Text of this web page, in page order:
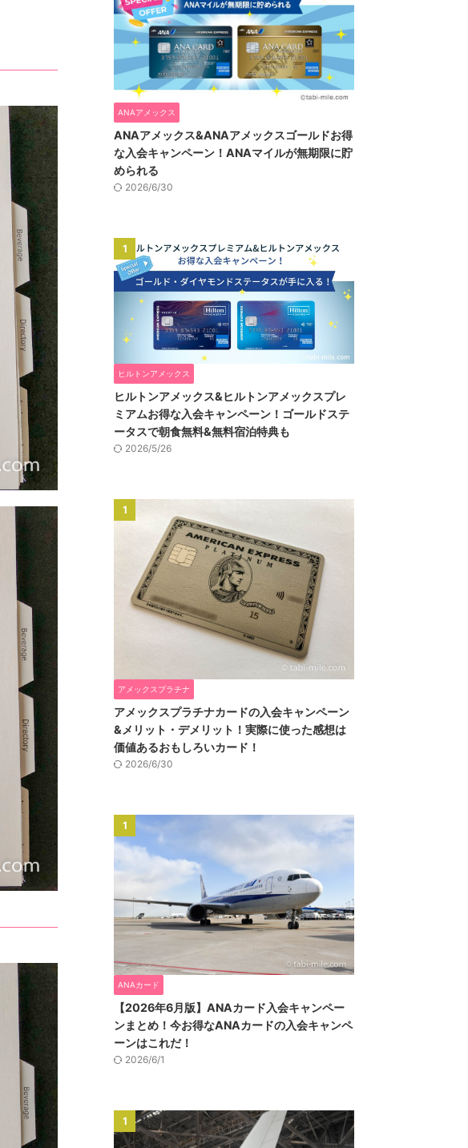
ANAアメックス
ANAアメックス&ANAアメックスゴールドお得
な入会キャンペーン！ANAマイルが無期限に貯
められる
2026/6/30
1
ヒルトンアメックス
ヒルトンアメックス&ヒルトンアメックスプレ
ミアムお得な入会キャンペーン！ゴールドステ
ータスで朝食無料&無料宿泊特典も
2026/5/26
1
アメックスプラチナ
アメックスプラチナカードの入会キャンペーン
&メリット・デメリット！実際に使った感想は
価値あるおもしろいカード！
2026/6/30
1
ANAカード
【2026年6月版】ANAカード入会キャンペー
ンまとめ！今お得なANAカードの入会キャンペ
ーンはこれだ！
2026/6/1
1